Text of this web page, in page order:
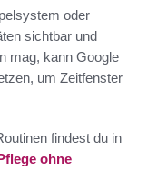
oder
sichtbar und
mag, kann Google
um Zeitfenster
findest du in
ohne